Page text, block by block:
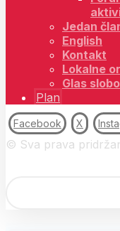
Jedan
English
Kontakt
Lokalne
Glas
Plan
Facebook X
© Sva prava